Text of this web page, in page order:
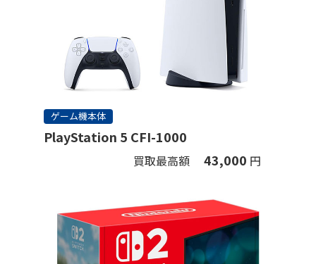
ゲーム機本体
PlayStation 5 CFI-1000
買取最高額 43,000 円